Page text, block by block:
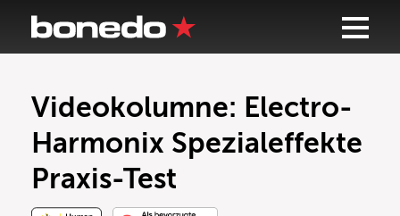
Videokolumne: Electro-
Harmonix Spezialeffekte
Praxis-Test